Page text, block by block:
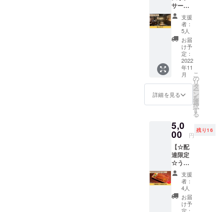
くださ
い。
※大阪市
以外の
方が支
援され
た場合
はメー
ルでご
連絡し
配達料
をいた
だく、
もしく
させて
いただ
す。 ※
有効期
限は
2022年
11月か
ら1年間
です。
サー】
「うな
ぎの夜
明け」
店内
に、ス
ポン
サーと
してあ
なたの
お名前
を掲載
させて
す！ あ
なたの
お名前
をお店
でPRで
きま
す。 ※
掲載す
るお名
前を備
考欄に
支援
者：
5人
お届
け予
定：
2022
年11
月
詳細を見る
こ
の
リ
タ
ー
ン
を
選
択
す
る
5,0
00 円
残り16
【☆配
達限定
☆うな
重（鰻
まみ
れ）】
うな重
（鰻ま
支援
者：
4人
お届
け予